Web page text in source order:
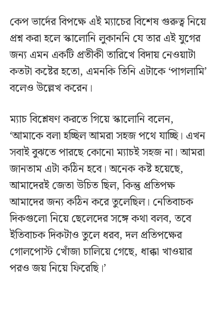
কেপ ভার্দের বিপক্ষে এই ম্যাচের বিশেষ গুরুত্ব নিয়ে
প্রশ্ন করা হলে স্কালোনি লুকাননি যে তার এই যুগের
জন্য এমন একটি প্রতীকী তারিখে বিদায় নেওয়াটা
কতটা কষ্টের হতো, এমনকি তিনি এটাকে ‘পাগলামি’
বলেও উল্লেখ করেন।
ম্যাচ বিশ্লেষণ করতে গিয়ে স্কালোনি বলেন,
‘আমাকে বলা হচ্ছিল আমরা সহজ পথে যাচ্ছি। এখন
সবাই বুঝতে পারছে কোনো ম্যাচই সহজ না। আমরা
জানতাম এটা কঠিন হবে। অনেক কষ্ট হয়েছে,
আমাদেরই জেতা উচিত ছিল, কিন্তু প্রতিপক্ষ
আমাদের জন্য কঠিন করে তুলেছিল। নেতিবাচক
দিকগুলো নিয়ে ছেলেদের সঙ্গে কথা বলব, তবে
ইতিবাচক দিকটাও তুলে ধরব, দল প্রতিপক্ষের
গোলপোস্ট খোঁজা চালিয়ে গেছে, ধাক্কা খাওয়ার
পরও জয় নিয়ে ফিরেছি।’